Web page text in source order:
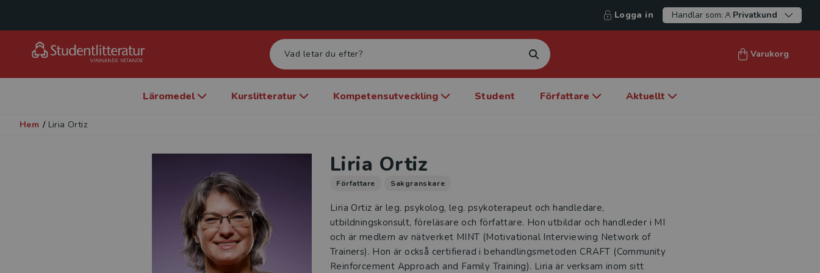
Logga in Handlar som: Privatkund
Varukorg
Läromedel Kurslitteratur Kompetensutveckling Student Författare Aktuellt
Hem / Liria Ortiz
Liria Ortiz
Författare Sakgranskare
Liria Ortiz är leg. psykolog, leg. psykoterapeut och handledare,
utbildningskonsult, föreläsare och författare. Hon utbildar och handleder i MI
och är medlem av nätverket MINT (Motivational Interviewing Network of
Trainers). Hon är också certifierad i behandlingsmetoden CRAFT (Community
Reinforcement Approach and Family Training). Liria är verksam inom sitt